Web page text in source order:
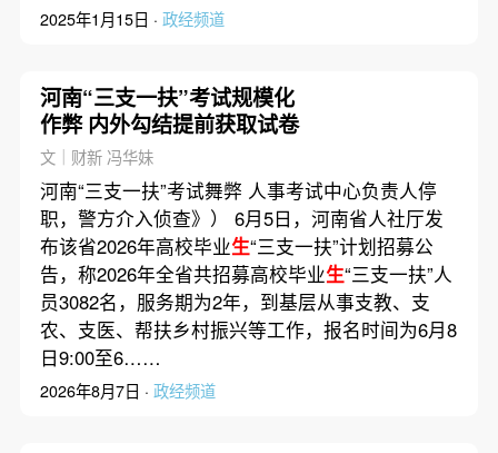
2025年1月15日 · 政经频道
河南“三支一扶”考试规模化
作弊 内外勾结提前获取试卷
文｜财新 冯华妹
河南“三支一扶”考试舞弊 人事考试中心负责人停
职，警方介入侦查》） 6月5日，河南省人社厅发
布该省2026年高校毕业生“三支一扶”计划招募公
告，称2026年全省共招募高校毕业生“三支一扶”人
员3082名，服务期为2年，到基层从事支教、支
农、支医、帮扶乡村振兴等工作，报名时间为6月8
日9:00至6……
2026年8月7日 · 政经频道